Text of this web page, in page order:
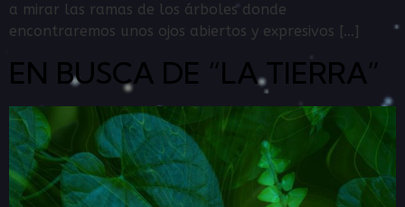
a mirar las ramas de los árboles donde
encontraremos unos ojos abiertos y expresivos […]
EN BUSCA DE “LA TIERRA”